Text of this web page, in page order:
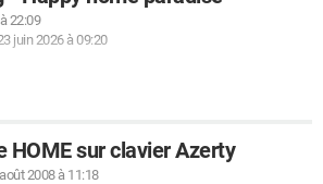
22:09
juin 2026 à 09:20
HOME sur clavier Azerty
2008 à 11:18